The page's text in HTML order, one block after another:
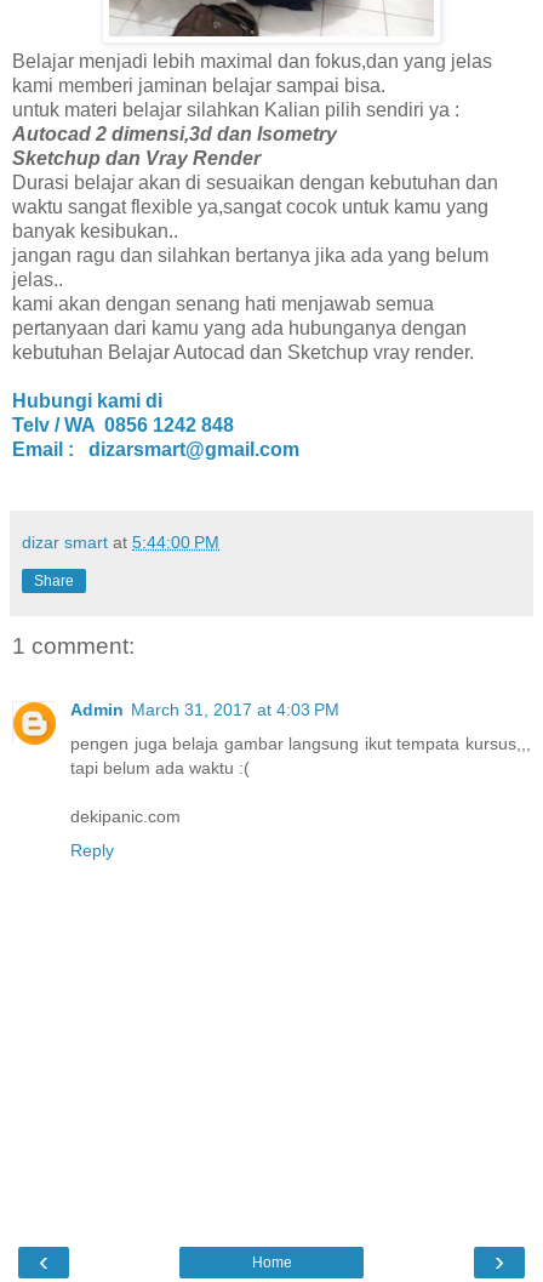
Belajar menjadi lebih maximal dan fokus,dan yang jelas
kami memberi jaminan belajar sampai bisa.
untuk materi belajar silahkan Kalian pilih sendiri ya :
Autocad 2 dimensi,3d dan Isometry
Sketchup dan Vray Render
Durasi belajar akan di sesuaikan dengan kebutuhan dan
waktu sangat flexible ya,sangat cocok untuk kamu yang
banyak kesibukan..
jangan ragu dan silahkan bertanya jika ada yang belum
jelas..
kami akan dengan senang hati menjawab semua
pertanyaan dari kamu yang ada hubunganya dengan
kebutuhan Belajar Autocad dan Sketchup vray render.
Hubungi kami di
Telv / WA 0856 1242 848
Email : dizarsmart@gmail.com
dizar smart at 5:44:00 PM
Share
1 comment:
Admin March 31, 2017 at 4:03 PM
pengen juga belaja gambar langsung ikut tempata kursus,,,
tapi belum ada waktu :(
dekipanic.com
Reply
‹ ›
Home